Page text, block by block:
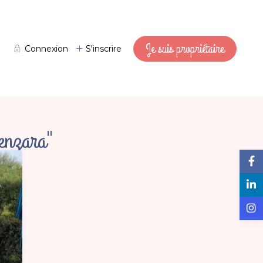
Connexion S'inscrire Je suis propriétaire